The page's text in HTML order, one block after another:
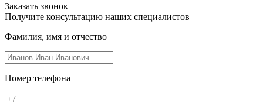
Заказать звонок
Получите консультацию наших специалистов
Фамилия, имя и отчество
Номер телефона